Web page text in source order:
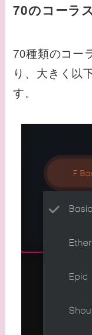
70のコーラ
70種類のコー
り、大きく以
す。